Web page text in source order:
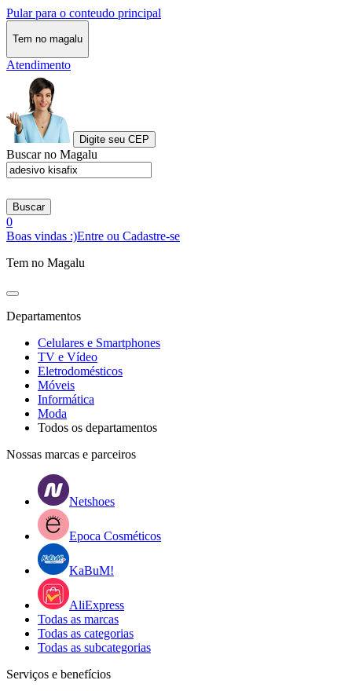
Pular para o conteudo principal
Tem no magalu
Atendimento
Digite seu CEP
Buscar no Magalu
Buscar
0
Boas vindas :)Entre ou Cadastre-se
Tem no Magalu
Departamentos
Celulares e Smartphones
TV e Vídeo
Eletrodomésticos
Móveis
Informática
Moda
Todos os departamentos
Nossas marcas e parceiros
Netshoes
Epoca Cosméticos
KaBuM!
AliExpress
Todas as marcas
Todas as categorias
Todas as subcategorias
Serviços e benefícios